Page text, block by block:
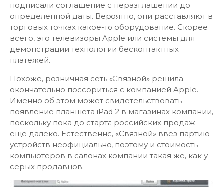
подписали соглашение о неразглашении до
определенной даты. Вероятно, они расставляют в
торговых точках какое-то оборудование. Скорее
всего, это телевизоры Apple или системы для
демонстрации технологии бесконтактных
платежей.
Похоже, розничная сеть «Связной» решила
окончательно поссориться с компанией Apple.
Именно об этом может свидетельствовать
появление планшета iPad 2 в магазинах компании,
поскольку пока до старта российских продаж
еще далеко. Естественно, «Связной» ввез партию
устройств неофициально, поэтому и стоимость
компьютеров в салонах компании такая же, как у
серых продавцов.